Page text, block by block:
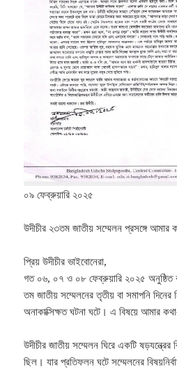
০৯ ফেব্রুয়ারি ২০২৫
উদীচীর ২৩তম জাতীয় সম্মেলন প্রসঙ্গে আমার
প্রিয় উদীচীর ভাইবোনেরা,
গত ০৬, ০৭ ও ০৮ ফেব্রুয়ারি ২০২৫ অনুষ্ঠিত
তম জাতীয় সম্মেলনের তৃতীয় বা সমাপনি দিনের
অনাকাক্সিক্ষত ঘটনা ঘটে। এ বিষয়ে আমার
উদীচীর জাতীয় সম্মেলন ঘিরে একটি
ছিল। যার প্রতিফলন ঘটে সম্মেলনের